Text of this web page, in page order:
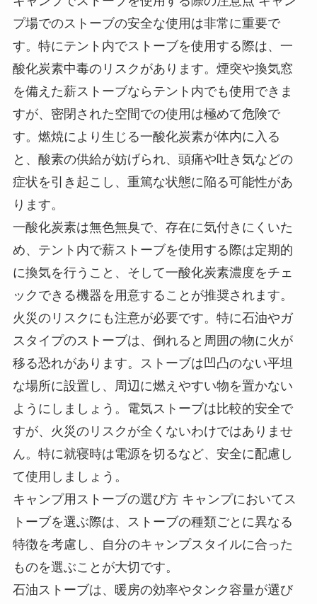
プ場でのストーブの安全な使用は非常に重要で
す。特にテント内でストーブを使用する際は、一
酸化炭素中毒のリスクがあります。煙突や換気窓
を備えた薪ストーブならテント内でも使用できま
すが、密閉された空間での使用は極めて危険で
す。燃焼により生じる一酸化炭素が体内に入る
と、酸素の供給が妨げられ、頭痛や吐き気などの
症状を引き起こし、重篤な状態に陥る可能性があ
ります。
一酸化炭素は無色無臭で、存在に気付きにくいた
め、テント内で薪ストーブを使用する際は定期的
に換気を行うこと、そして一酸化炭素濃度をチェ
ックできる機器を用意することが推奨されます。
火災のリスクにも注意が必要です。特に石油やガ
スタイプのストーブは、倒れると周囲の物に火が
移る恐れがあります。ストーブは凹凸のない平坦
な場所に設置し、周辺に燃えやすい物を置かない
ようにしましょう。電気ストーブは比較的安全で
すが、火災のリスクが全くないわけではありませ
ん。特に就寝時は電源を切るなど、安全に配慮し
て使用しましょう。
キャンプ用ストーブの選び方 キャンプにおいてス
トーブを選ぶ際は、ストーブの種類ごとに異なる
特徴を考慮し、自分のキャンプスタイルに合った
ものを選ぶことが大切です。
石油ストーブは、暖房の効率やタンク容量が選び